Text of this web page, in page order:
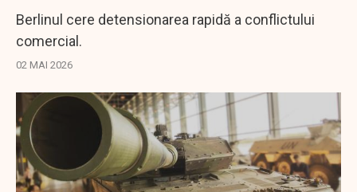
Berlinul cere detensionarea rapidă a conflictului
comercial.
02 MAI 2026